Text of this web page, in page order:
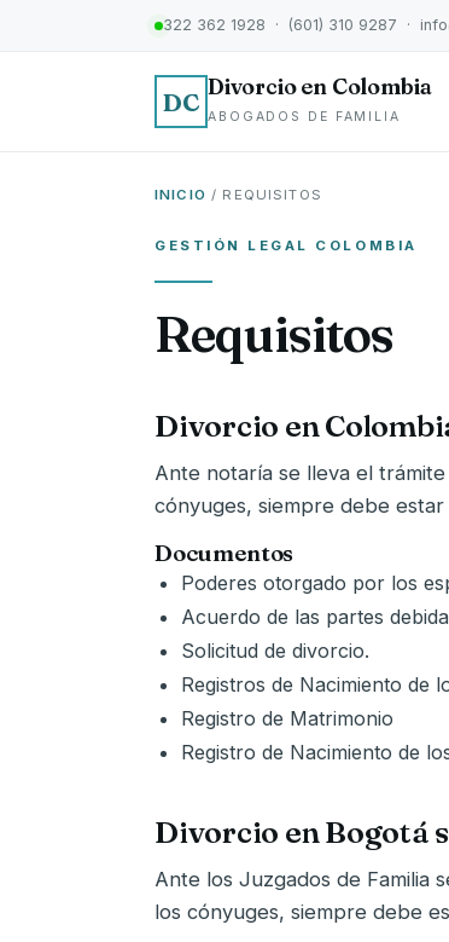
322 362 1928 · (601) 310 9287 ·
DC
Divorcio en Colombia
ABOGADOS DE FAMILIA
INICIO / REQUISITOS
GESTIÓN LEGAL COLOMBIA
Requisitos
Divorcio en
Ante notaría se lleva el
cónyuges, siempre debe
Documentos
Poderes otorgado por los
Acuerdo de las partes
Solicitud de divorcio.
Registros de Nacimiento de
Registro de Matrimonio
Registro de Nacimiento de
Divorcio en Bogotá
Ante los Juzgados de Familia
los cónyuges, siempre debe